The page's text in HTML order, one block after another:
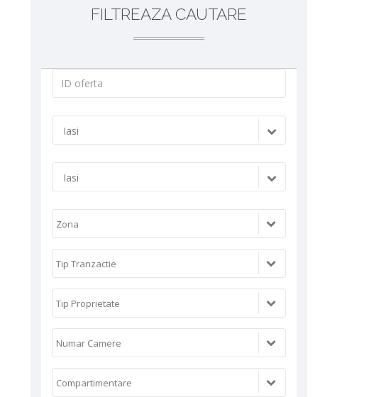
FILTREAZA CAUTARE
ID
oferta:
Iasi
Iasi
Zona
Tip Tranzactie
Tip Proprietate
Numar Camere
Compartimentare